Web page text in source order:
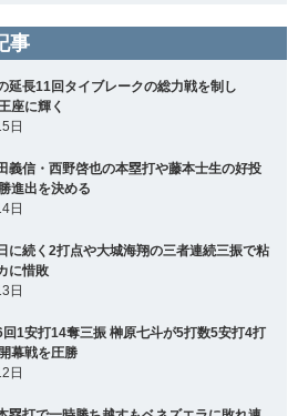
事
延長11回タイブレークの総力戦を制し
座に輝く
日
義信・西野啓也の本塁打や藤本士生の好投
進出を決める
日
に続く2打点や大城海翔の三者連続三振で粘
に惜敗
日
1安打14奪三振 榊原七斗が5打数5安打4打
幕戦を圧勝
日